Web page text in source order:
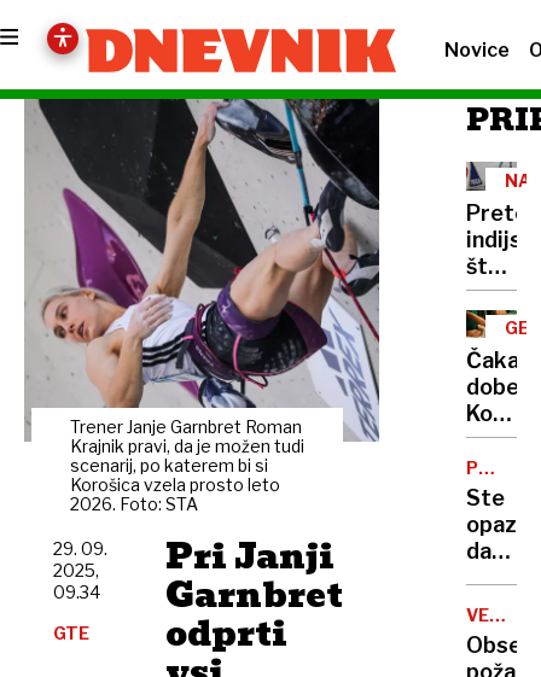
Novice
Trener Janje Garnbret Roman
Krajnik pravi, da je možen tudi
scenarij, po katerem bi si
Korošica vzela prosto leto
2026. Foto: STA
Pri Janji
Garnbret
odprti
29. 09.
2025,
09.34
GTE
indijski
za
Molče
so
ga
in
dobe:
Ko
stvar
poštne
PRI
BESEDI
Ste
opazili,
da
politiki
eno,
vi pa
VELIKA
ŠKODA
požar